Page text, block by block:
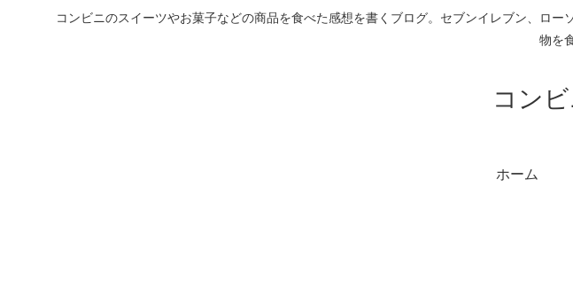
コンビニのスイーツやお菓子などの商品を食べた感想を書くブログ。セブンイレブン、ロ
物を
コン
ホーム